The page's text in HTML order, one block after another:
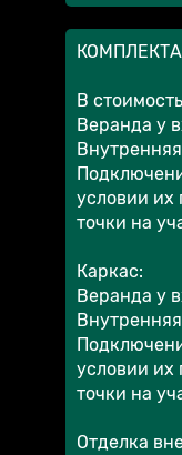
В
Веранда у
условии их
точки на
Каркас:
Веранда у
условии их
точки на
Отделка